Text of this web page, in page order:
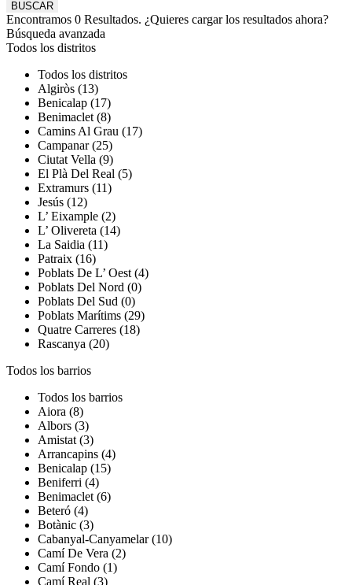
Encontramos 0 Resultados. ¿Quieres cargar los resultados ahora?
Búsqueda avanzada
Todos los distritos
Todos los distritos
Algiròs (13)
Benicalap (17)
Benimaclet (8)
Camins Al Grau (17)
Campanar (25)
Ciutat Vella (9)
El Plà Del Real (5)
Extramurs (11)
Jesús (12)
L’ Eixample (2)
L’ Olivereta (14)
La Saidia (11)
Patraix (16)
Poblats De L’ Oest (4)
Poblats Del Nord (0)
Poblats Del Sud (0)
Poblats Marítims (29)
Quatre Carreres (18)
Rascanya (20)
Todos los barrios
Todos los barrios
Aiora (8)
Albors (3)
Amistat (3)
Arrancapins (4)
Benicalap (15)
Beniferri (4)
Benimaclet (6)
Beteró (4)
Botànic (3)
Cabanyal-Canyamelar (10)
Camí De Vera (2)
Camí Fondo (1)
Camí Real (3)